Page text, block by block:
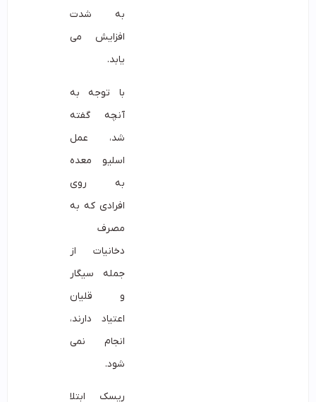
به شدت
افزایش می
با توجه به
آنچه گفته
شد، عمل
اسلیو معده
به روی
افرادی که به
مصرف
دخانیات از
جمله سیگار
و قلیان
اعتیاد دارند،
انجام نمی
شود.
ریسک ابتلا